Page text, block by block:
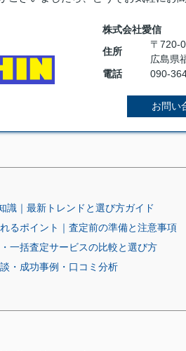
株式会社愛信
住所
〒720-
広島県
電話
090-
お問い
識｜最新トレンドと選び方ガイド
るポイント｜査定前の準備と注意事項
一括査定サービスの比較と選び方
・成功事例・口コミ分析